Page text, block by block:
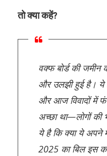
तो क्या कहें?
वक्फ बोर्ड की जमीन
और उलझी हुई है।
और आज विवादों में
अच्छा था—लोगों
ये है कि क्या ये अपने
2025 का बिल इस